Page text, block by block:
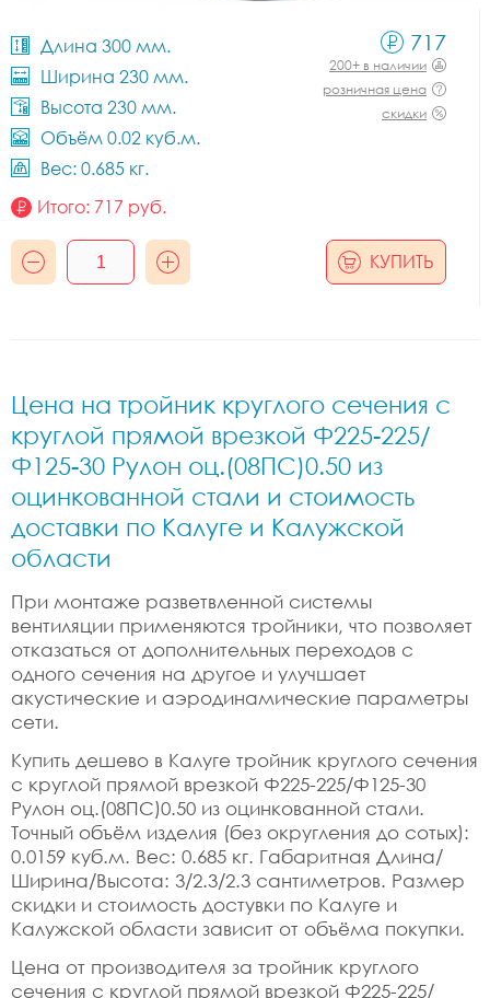
Длина 300 мм.
Ширина 230 мм.
Высота 230 мм.
Объём 0.02 куб.м.
Вес: 0.685 кг.
717
200+ в наличии
розничная цена
скидки
Итого: 717 руб.
КУПИТЬ
Цена на тройник круглого сечения с
круглой прямой врезкой Ф225-225/
Ф125-30 Рулон оц.(08ПС)0.50 из
оцинкованной стали и стоимость
доставки по Калуге и Калужской
области
При монтаже разветвленной системы
вентиляции применяются тройники, что позволяет
отказаться от дополнительных переходов с
одного сечения на другое и улучшает
акустические и аэродинамические параметры
сети.
Купить дешево в Калуге тройник круглого сечения
с круглой прямой врезкой Ф225-225/Ф125-30
Рулон оц.(08ПС)0.50 из оцинкованной стали.
Точный объём изделия (без округления до сотых):
0.0159 куб.м. Вес: 0.685 кг. Габаритная Длина/
Ширина/Высота: 3/2.3/2.3 сантиметров. Размер
скидки и стоимость достувки по Калуге и
Калужской области зависит от объёма покупки.
Цена от производителя за тройник круглого
сечения с круглой прямой врезкой Ф225-225/